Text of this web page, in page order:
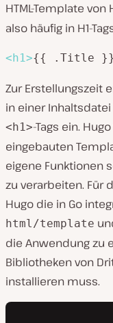
HTML-Template
also häufig in H1-
<h1>{{ .Title }}
Zur Erstellungszeit
in einer
<h1>-Tags ein.
eingebauten
eigene Funktionen
zu verarbeiten. Für
Hugo die in Go
html/template
die Anwendung zu
Bibliotheken von
installieren muss.